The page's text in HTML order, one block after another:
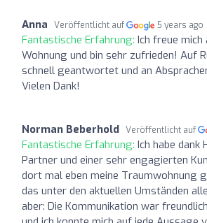
Anna Veröffentlicht auf 5 years ago
Fantastische Erfahrung: Ich freue mich
Wohnung und bin sehr zufrieden! Auf
schnell geantwortet und an
Vielen Dank!
Norman Beberhold Veröffentlicht auf
Fantastische Erfahrung: Ich habe dank
Partner und einer sehr engagierten
dort mal eben meine Traumwohnung
das unter den aktuellen Umständen
aber: Die Kommunikation war